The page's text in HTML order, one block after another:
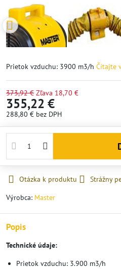
Prietok vzduchu: 3900 m3/h Čítajte
373,92 € Zľava 18,70 €
355,22 €
288,80 € bez DPH
Otázka k produktu Strážny
Výrobca: Master
Popis
Technické údaje:
Prietok vzduchu: 3.900 m3/h